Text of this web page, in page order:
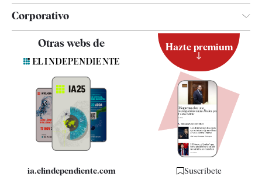
Corporativo
Contacto
Quiénes somos
Especificaciones
Otras webs de
ia.elindependiente.com
Hazte premium
Suscríbete